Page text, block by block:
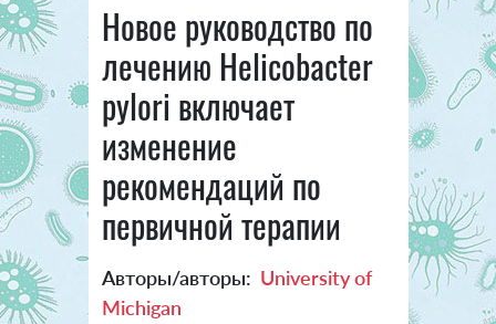
Новое руководство по
лечению Helicobacter
pylori включает
изменение
рекомендаций по
первичной терапии
Авторы/авторы: University of
Michigan